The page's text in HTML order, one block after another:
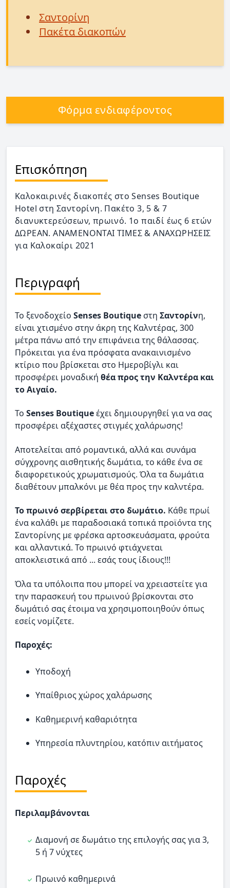
Σαντορίνη
Πακέτα διακοπών
Φόρμα ενδιαφέροντος
Επισκόπηση
Καλοκαιρινές διακοπές στο Senses Boutique
Hotel στη Σαντορίνη. Πακέτο 3, 5 & 7
διανυκτερεύσεων, πρωινό. 1ο παιδί έως 6 ετών
ΔΩΡΕΑΝ. ΑΝΑΜΕΝΟΝΤΑΙ ΤΙΜΕΣ & ΑΝΑΧΩΡΗΣΕΙΣ
για Καλοκαίρι 2021
Περιγραφή
Το ξενοδοχείο Senses Boutique στη Σαντορίνη,
είναι χτισμένο στην άκρη της Καλντέρας, 300
μέτρα πάνω από την επιφάνεια της θάλασσας.
Πρόκειται για ένα πρόσφατα ανακαινισμένο
κτίριο που βρίσκεται στο Ημεροβίγλι και
προσφέρει μοναδική θέα προς την Καλντέρα και
το Αιγαίο.
Το Senses Boutiqueέχει δημιουργηθεί για να σας
προσφέρει αξέχαστες στιγμές χαλάρωσης!
Αποτελείται από ρομαντικά, αλλά και συνάμα
σύγχρονης αισθητικής δωμάτια, το κάθε ένα σε
διαφορετικούς χρωματισμούς. Όλα τα δωμάτια
διαθέτουν μπαλκόνι με θέα προς την καλντέρα.
Το πρωινό σερβίρεται στο δωμάτιο. Κάθε πρωί
ένα καλάθι με παραδοσιακά τοπικά προϊόντα της
Σαντορίνης με φρέσκα αρτοσκευάσματα, φρούτα
και αλλαντικά. Το πρωινό φτιάχνεται
αποκλειστικά από ... εσάς τους ίδιους!!!
Όλα τα υπόλοιπα που μπορεί να χρειαστείτε για
την παρασκευή του πρωινού βρίσκονται στο
δωμάτιό σας έτοιμα να χρησιμοποιηθούν όπως
εσείς νομίζετε.
Παροχές:
Υποδοχή
Υπαίθριος χώρος χαλάρωσης
Καθημερινή καθαριότητα
Υπηρεσία πλυντηρίου, κατόπιν αιτήματος
Παροχές
Περιλαμβάνονται
Διαμονή σε δωμάτιο της επιλογής σας για 3,
5 ή 7 νύχτες
Πρωινό καθημερινά